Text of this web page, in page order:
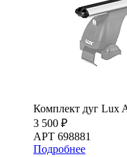
Комплект дуг Lux
3 500 ₽
АРТ 698881
Подробнее